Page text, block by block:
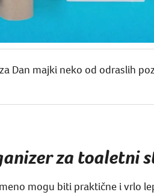
Dan majki neko od odraslih
za toaletni
mogu biti praktične i vrlo